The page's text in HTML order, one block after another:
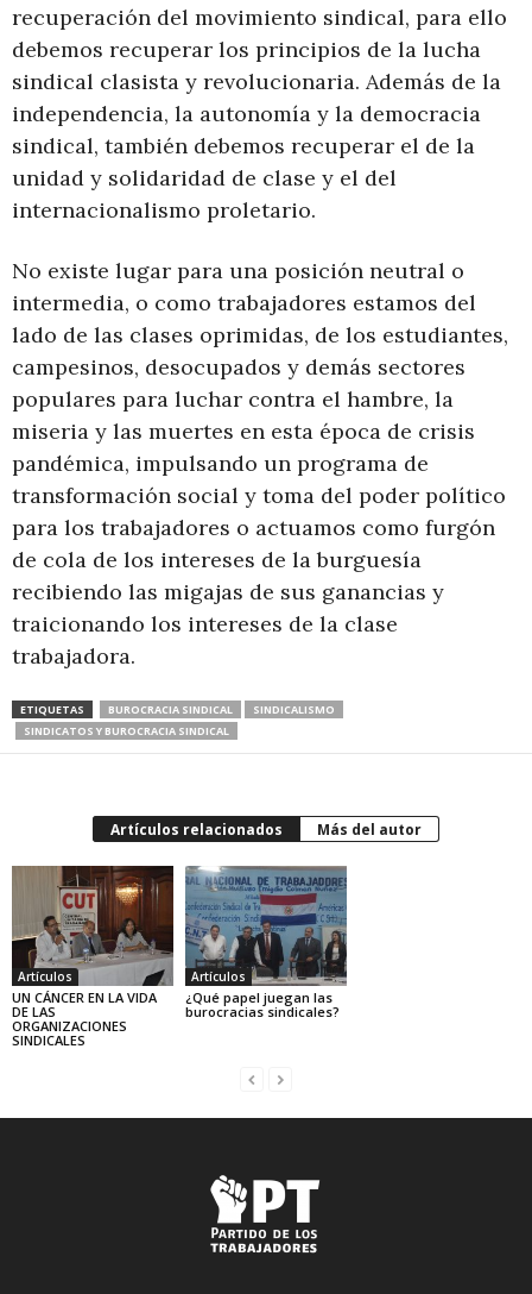
recuperación del movimiento sindical, para ello
debemos recuperar los principios de la lucha
sindical clasista y revolucionaria. Además de la
independencia, la autonomía y la democracia
sindical, también debemos recuperar el de la
unidad y solidaridad de clase y el del
internacionalismo proletario.
No existe lugar para una posición neutral o
intermedia, o como trabajadores estamos del
lado de las clases oprimidas, de los estudiantes,
campesinos, desocupados y demás sectores
populares para luchar contra el hambre, la
miseria y las muertes en esta época de crisis
pandémica, impulsando un programa de
transformación social y toma del poder político
para los trabajadores o actuamos como furgón
de cola de los intereses de la burguesía
recibiendo las migajas de sus ganancias y
traicionando los intereses de la clase
trabajadora.
ETIQUETAS BUROCRACIA SINDICAL
SINDICALISMO
SINDICATOS Y BUROCRACIA SINDICAL
Artículos relacionados Más del autor
Artículos
UN CÁNCER EN LA VIDA
DE LAS
ORGANIZACIONES
SINDICALES
Artículos
¿Qué papel juegan las
burocracias sindicales?